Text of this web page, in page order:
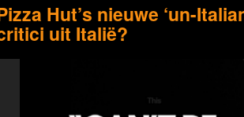
Hut’s nieuwe ‘un-
uit Italië?